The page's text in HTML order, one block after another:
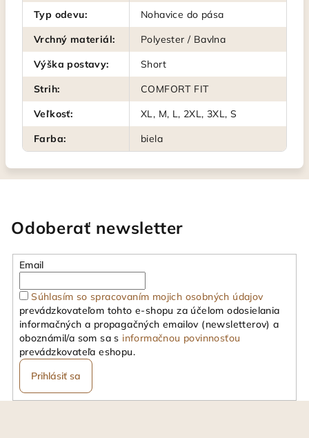
Typ odevu:
Nohavice do pása
Vrchný materiál:
Polyester / Bavlna
Výška postavy:
Short
Strih:
COMFORT FIT
Veľkosť:
XL, M, L, 2XL, 3XL, S
Farba: biela
Odoberať newsletter
Email
Súhlasím so spracovaním mojich osobných údajov
prevádzkovateľom tohto e-shopu za účelom odosielania
informačných a propagačných emailov (newsletterov) a
oboznámil/a som sa s informačnou povinnosťou
prevádzkovateľa eshopu.
Prihlásiť sa